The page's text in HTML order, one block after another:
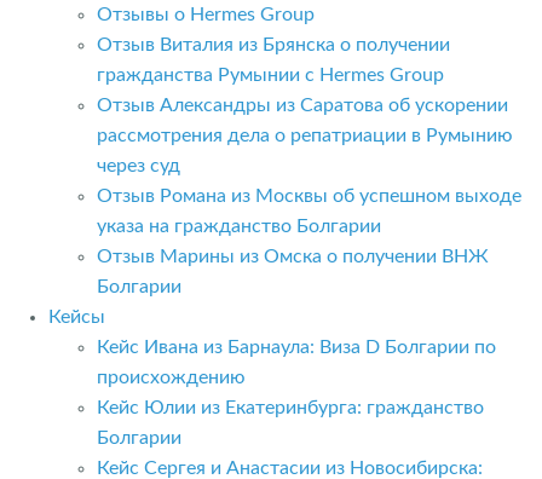
Отзывы о Hermes Group
Отзыв Виталия из Брянска о получении
гражданства Румынии с Hermes Group
Отзыв Александры из Саратова об ускорении
рассмотрения дела о репатриации в Румынию
через суд
Отзыв Романа из Москвы об успешном выходе
указа на гражданство Болгарии
Отзыв Марины из Омска о получении ВНЖ
Болгарии
Кейсы
Кейс Ивана из Барнаула: Виза D Болгарии по
происхождению
Кейс Юлии из Екатеринбурга: гражданство
Болгарии
Кейс Сергея и Анастасии из Новосибирска: